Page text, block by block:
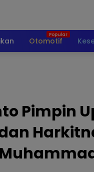
Otomotif
Pimpin